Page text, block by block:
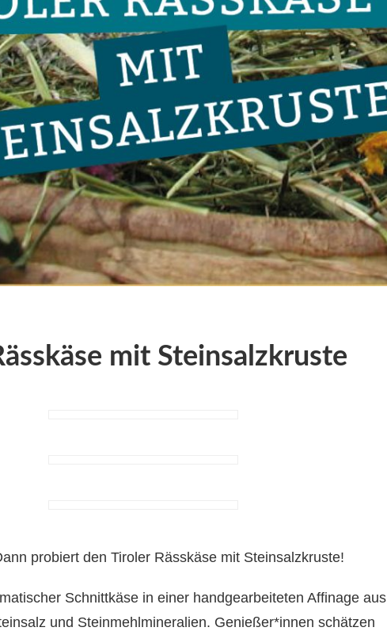
mit Steinsalzkruste
probiert den Tiroler Rässkäse mit Steinsalzkruste!
Schnittkäse in einer handgearbeiteten Affinage aus
und Steinmehlmineralien. Genießer*innen schätzen